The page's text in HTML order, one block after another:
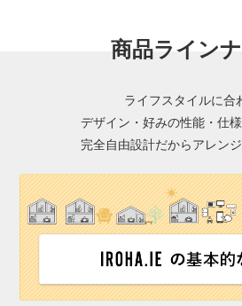
商品ライン
ライフスタイルに合
デザイン・好みの性能・仕様
完全自由設計だからアレンジ